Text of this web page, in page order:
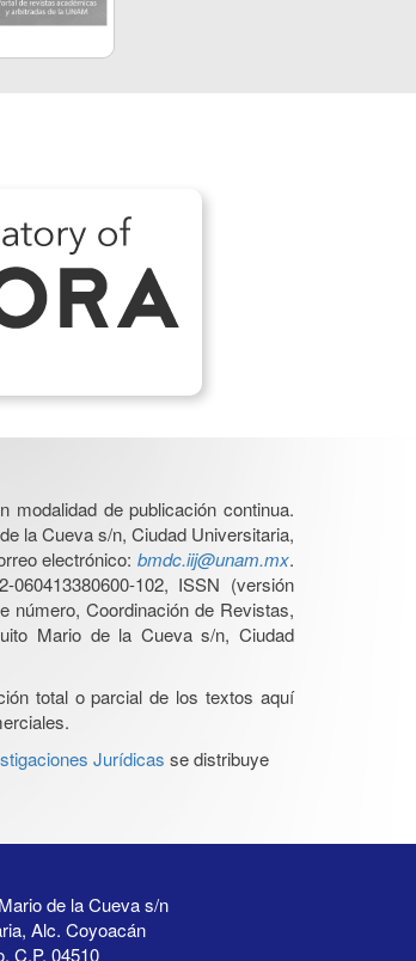
de publicación continua.
la Cueva s/n, Ciudad Universitaria,
electrónico: bmdc.iij@unam.mx.
102, ISSN (versión
número, Coordinación de Revistas,
Mario de la Cueva s/n, Ciudad
total o parcial de los textos aquí
Jurídicas se distribuye
de la Cueva s/n
Alc. Coyoacán
C.P. 04510